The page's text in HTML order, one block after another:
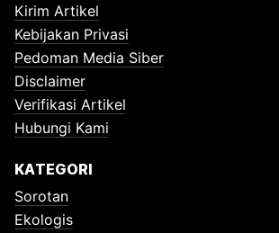
Kirim Artikel
Kebijakan Privasi
Pedoman Media Siber
Disclaimer
Verifikasi Artikel
Hubungi Kami
KATEGORI
Sorotan
Ekologis